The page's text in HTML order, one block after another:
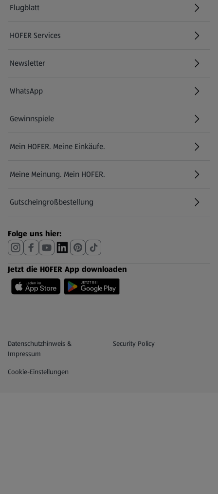
Flugblatt
HOFER Services
Newsletter
WhatsApp
Gewinnspiele
Mein HOFER. Meine Einkäufe.
Meine Meinung. Mein HOFER.
Gutscheingroßbestellung
(öffnet in einem neuen Tab)
Folge uns hier:
Jetzt die HOFER App downloaden
Datenschutz- und Richtlinienmenü
Datenschutzhinweis &
Impressum
Security Policy
(öffnet in einem neuen Tab)
Cookie-Einstellungen